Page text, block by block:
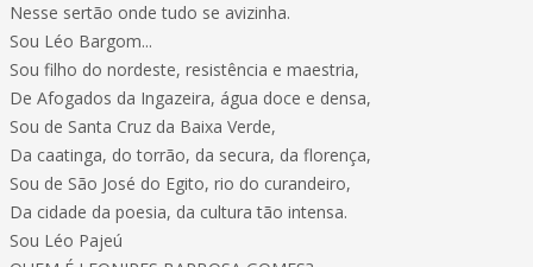
Nesse sertão onde tudo se avizinha.
Sou Léo Bargom...
Sou filho do nordeste, resistência e maestria,
De Afogados da Ingazeira, água doce e densa,
Sou de Santa Cruz da Baixa Verde,
Da caatinga, do torrão, da secura, da florença,
Sou de São José do Egito, rio do curandeiro,
Da cidade da poesia, da cultura tão intensa.
Sou Léo Pajeú